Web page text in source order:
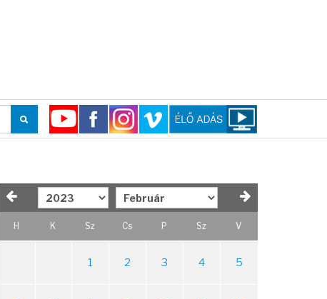
H K Sz Cs P Sz V
1 2 3 4 5